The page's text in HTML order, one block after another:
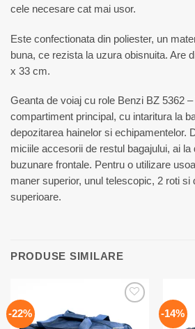
cele necesare cat mai usor.
Este confectionata din poliester, un
buna, ce rezista la uzura obisnuita. Are
x 33 cm.
Geanta de voiaj cu role Benzi BZ 5362
compartiment principal, cu intaritura la
depozitarea hainelor si echipamentelor.
miciile accesorii de restul bagajului, ai la
buzunare frontale. Pentru o utilizare
maner superior, unul telescopic, 2 roti si
superioare.
PRODUSE SIMILARE
-22% -14%